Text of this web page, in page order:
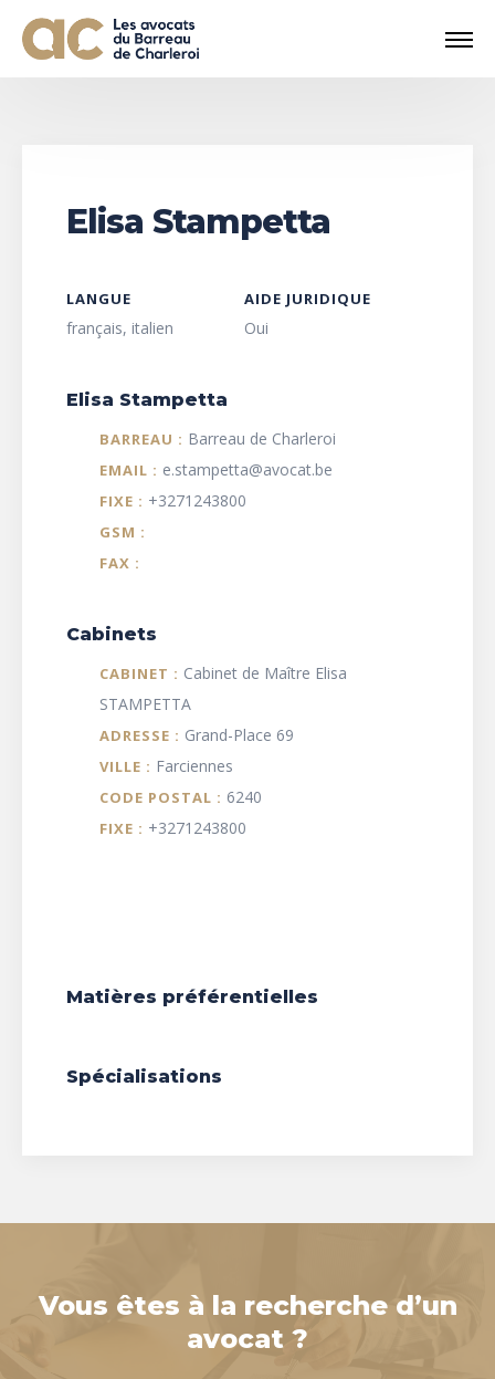
Elisa Stampetta
LANGUE
français, italien
AIDE JURIDIQUE
Oui
Elisa Stampetta
BARREAU : Barreau de Charleroi
EMAIL : e.stampetta@avocat.be
FIXE : +3271243800
GSM :
FAX :
Cabinets
CABINET : Cabinet de Maître Elisa
STAMPETTA
ADRESSE : Grand-Place 69
VILLE : Farciennes
CODE POSTAL : 6240
FIXE : +3271243800
Matières préférentielles
Spécialisations
Vous êtes à la recherche d’un
avocat ?